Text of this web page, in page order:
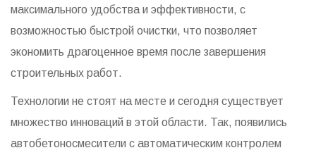
максимального удобства и эффективности, с
возможностью быстрой очистки, что позволяет
экономить драгоценное время после завершения
строительных работ.
Технологии не стоят на месте и сегодня существует
множество инноваций в этой области. Так, появились
автобетоносмесители с автоматическим контролем